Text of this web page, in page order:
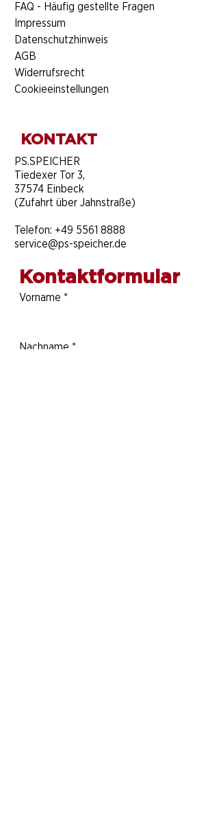
FAQ - Häufig gestellte Fragen
Impressum
Datenschutzhinweis
AGB
Widerrufsrecht
Cookieeinstellungen
KONTAKT
​PS.SPEICHER
Tiedexer Tor 3,
37574 Einbeck
(Zufahrt über Jahnstraße)
Telefon: +49 5561 8888
service@ps-speicher.de
Kontaktformular
Vorname *
Nachname *